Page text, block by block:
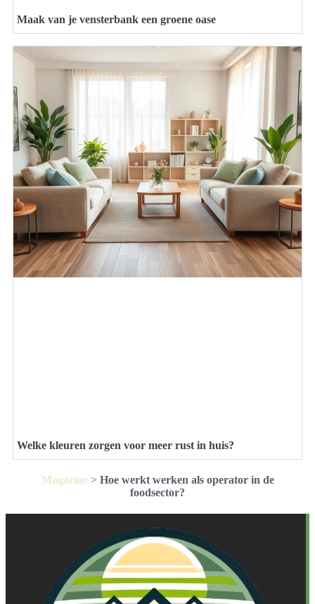
Maak van je vensterbank een groene oase
Welke kleuren zorgen voor meer rust in huis?
Magazine> Hoe werkt werken als operator in de
foodsector?